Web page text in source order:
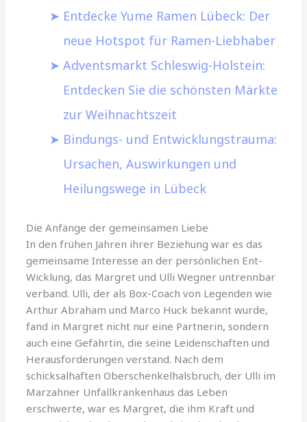
Entdecke Yume Ramen Lübeck: Der
neue Hotspot für Ramen-Liebhaber
Adventsmarkt Schleswig-Holstein:
Entdecken Sie die schönsten Märkte
zur Weihnachtszeit
Bindungs- und Entwicklungstrauma:
Ursachen, Auswirkungen und
Heilungswege in Lübeck
Die Anfänge der gemeinsamen Liebe
In den frühen Jahren ihrer Beziehung war es das
gemeinsame Interesse an der persönlichen Ent-
Wicklung, das Margret und Ulli Wegner untrennbar
verband. Ulli, der als Box-Coach von Legenden wie
Arthur Abraham und Marco Huck bekannt wurde,
fand in Margret nicht nur eine Partnerin, sondern
auch eine Gefährtin, die seine Leidenschaften und
Herausforderungen verstand. Nach dem
schicksalhaften Oberschenkelhalsbruch, der Ulli im
Marzahner Unfallkrankenhaus das Leben
erschwerte, war es Margret, die ihm Kraft und